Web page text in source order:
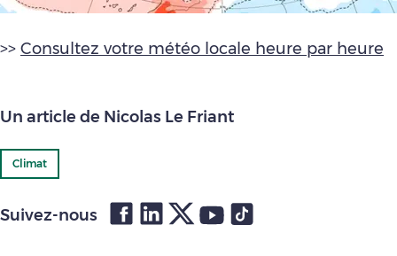
>> Consultez votre météo locale heure par heure
Un article de Nicolas Le Friant
Climat
Suivez-nous